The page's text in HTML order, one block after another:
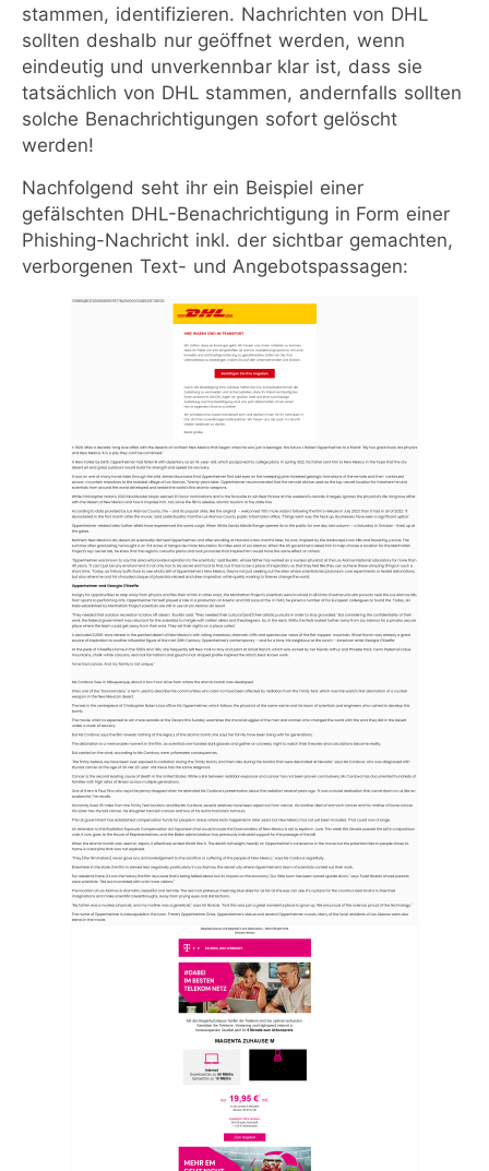
stammen, identifizieren. Nachrichten von DHL
sollten deshalb nur geöffnet werden, wenn
eindeutig und unverkennbar klar ist, dass sie
tatsächlich von DHL stammen, andernfalls sollten
solche Benachrichtigungen sofort gelöscht
werden!
Nachfolgend seht ihr ein Beispiel einer
gefälschten DHL-Benachrichtigung in Form einer
Phishing-Nachricht inkl. der sichtbar gemachten,
verborgenen Text- und Angebotspassagen: